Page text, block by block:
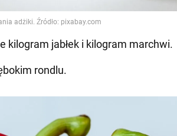
kilogram jabłek i kilogram marchwi.
rondlu.